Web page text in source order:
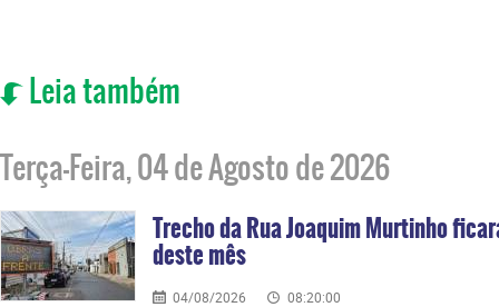
Leia também
Terça-Feira, 04 de Agosto de 2026
Trecho da Rua Joaquim Murtinho
deste mês
04/08/2026 08:20:00